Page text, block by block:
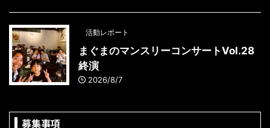
活動レポート
まぐまのマンスリーコンサートVol.28
終演
2026/8/7
募集事項